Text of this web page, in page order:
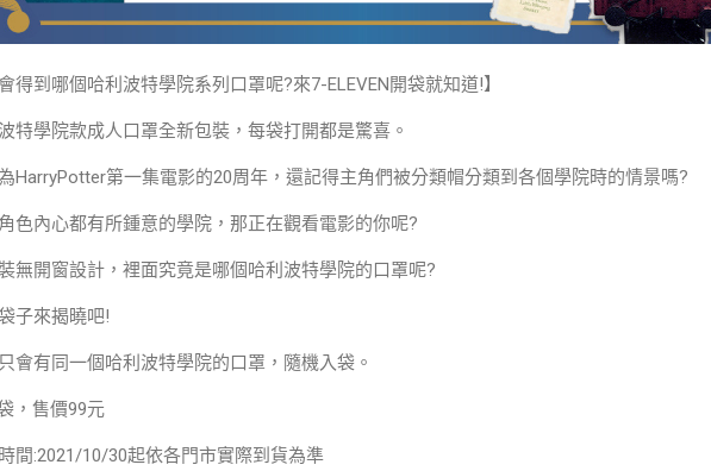
會得到哪個哈利波特學院系列口罩呢?來7-ELEVEN開袋就知道!】
特學院款成人口罩全新包裝，每袋打開都是驚喜。
HarryPotter第一集電影的20周年，還記得主角們被分類帽分類到各個學院時的情景嗎?
色內心都有所鍾意的學院，那正在觀看電影的你呢?
無開窗設計，裡面究竟是哪個哈利波特學院的口罩呢?
子來揭曉吧!
會有同一個哈利波特學院的口罩，隨機入袋。
，售價99元
間:2021/10/30起依各門市實際到貨為準